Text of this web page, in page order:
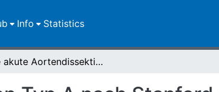
Info Statistics
Die akute Aortendissektion Typ A nach Stanford : Eine Übersicht über Risikofaktoren und postoperatives Outcome